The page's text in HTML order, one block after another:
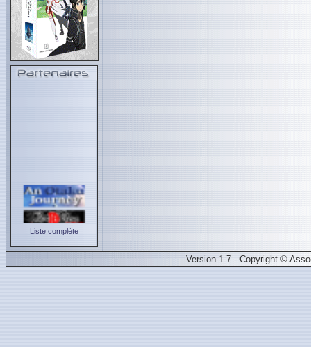
Liste complète
Version 1.7 - Copyright ©